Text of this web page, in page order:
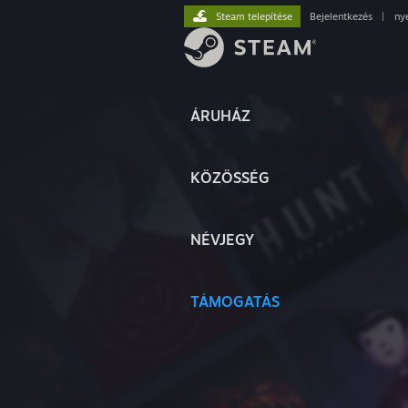
ÁRUHÁZ
KÖZÖSSÉG
NÉVJEGY
TÁMOGATÁS
Steam telepítése Bejelentkezés